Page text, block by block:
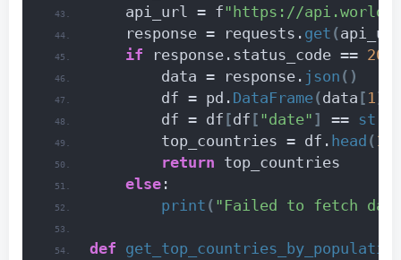
    api_url = f
"https://
    response = requests.
get (
if response.status_code == 200
        data = response.
json ()
        df = pd.
DataFrame(data [ 1])
        df = df
[df [ "date" ] == str
        top_countries = df.
head ( 10
return top_countries
else :
print ( "Failed to fetch
def